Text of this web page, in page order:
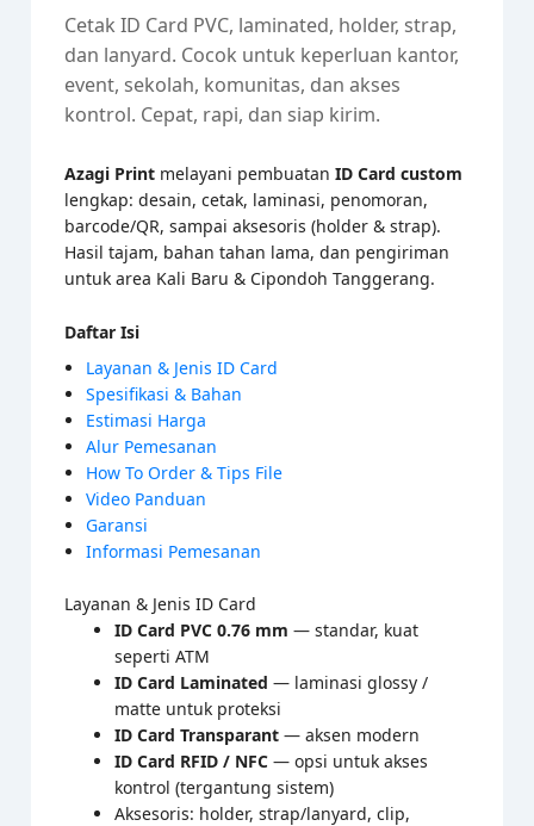
Cetak ID Card PVC, laminated, holder, strap,
dan lanyard. Cocok untuk keperluan kantor,
event, sekolah, komunitas, dan akses
kontrol. Cepat, rapi, dan siap kirim.
Azagi Printmelayani pembuatan ID Card custom
lengkap: desain, cetak, laminasi, penomoran,
barcode/QR, sampai aksesoris (holder & strap).
Hasil tajam, bahan tahan lama, dan pengiriman
untuk area Kali Baru & Cipondoh Tanggerang.
Daftar Isi
Layanan & Jenis ID Card
Spesifikasi & Bahan
Estimasi Harga
Alur Pemesanan
How To Order & Tips File
Video Panduan
Garansi
Informasi Pemesanan
Layanan & Jenis ID Card
ID Card PVC 0.76 mm — standar, kuat
seperti ATM
ID Card Laminated — laminasi glossy /
matte untuk proteksi
ID Card Transparant— aksen modern
ID Card RFID / NFC— opsi untuk akses
kontrol (tergantung sistem)
Aksesoris: holder, strap/lanyard, clip,